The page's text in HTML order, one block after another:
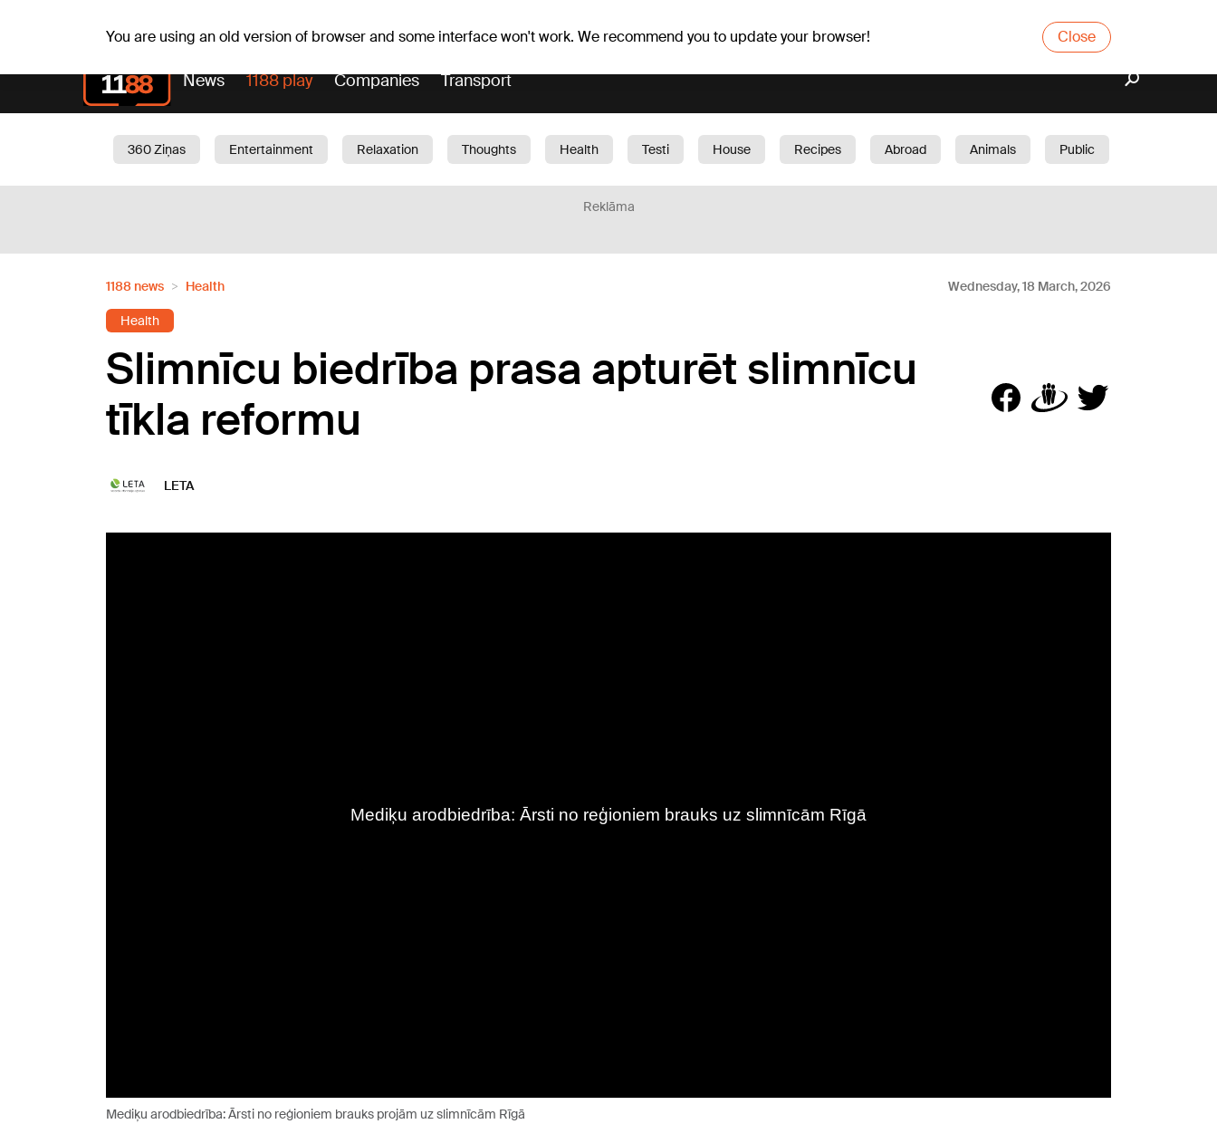
You are using an old version of browser and some interface won't work. We recommend you to update your browser! Close
News 1188 play Companies Transport
360 Ziņas Entertainment Relaxation Thoughts Health Testi House Recipes Abroad Animals
Public
Reklāma
1188 news Health Wednesday, 18 March, 2026
Health
Slimnīcu biedrība prasa apturēt slimnīcu
tīkla reformu
LETA
Mediķu arodbiedrība: Ārsti no reģioniem brauks projām uz slimnīcām Rīgā